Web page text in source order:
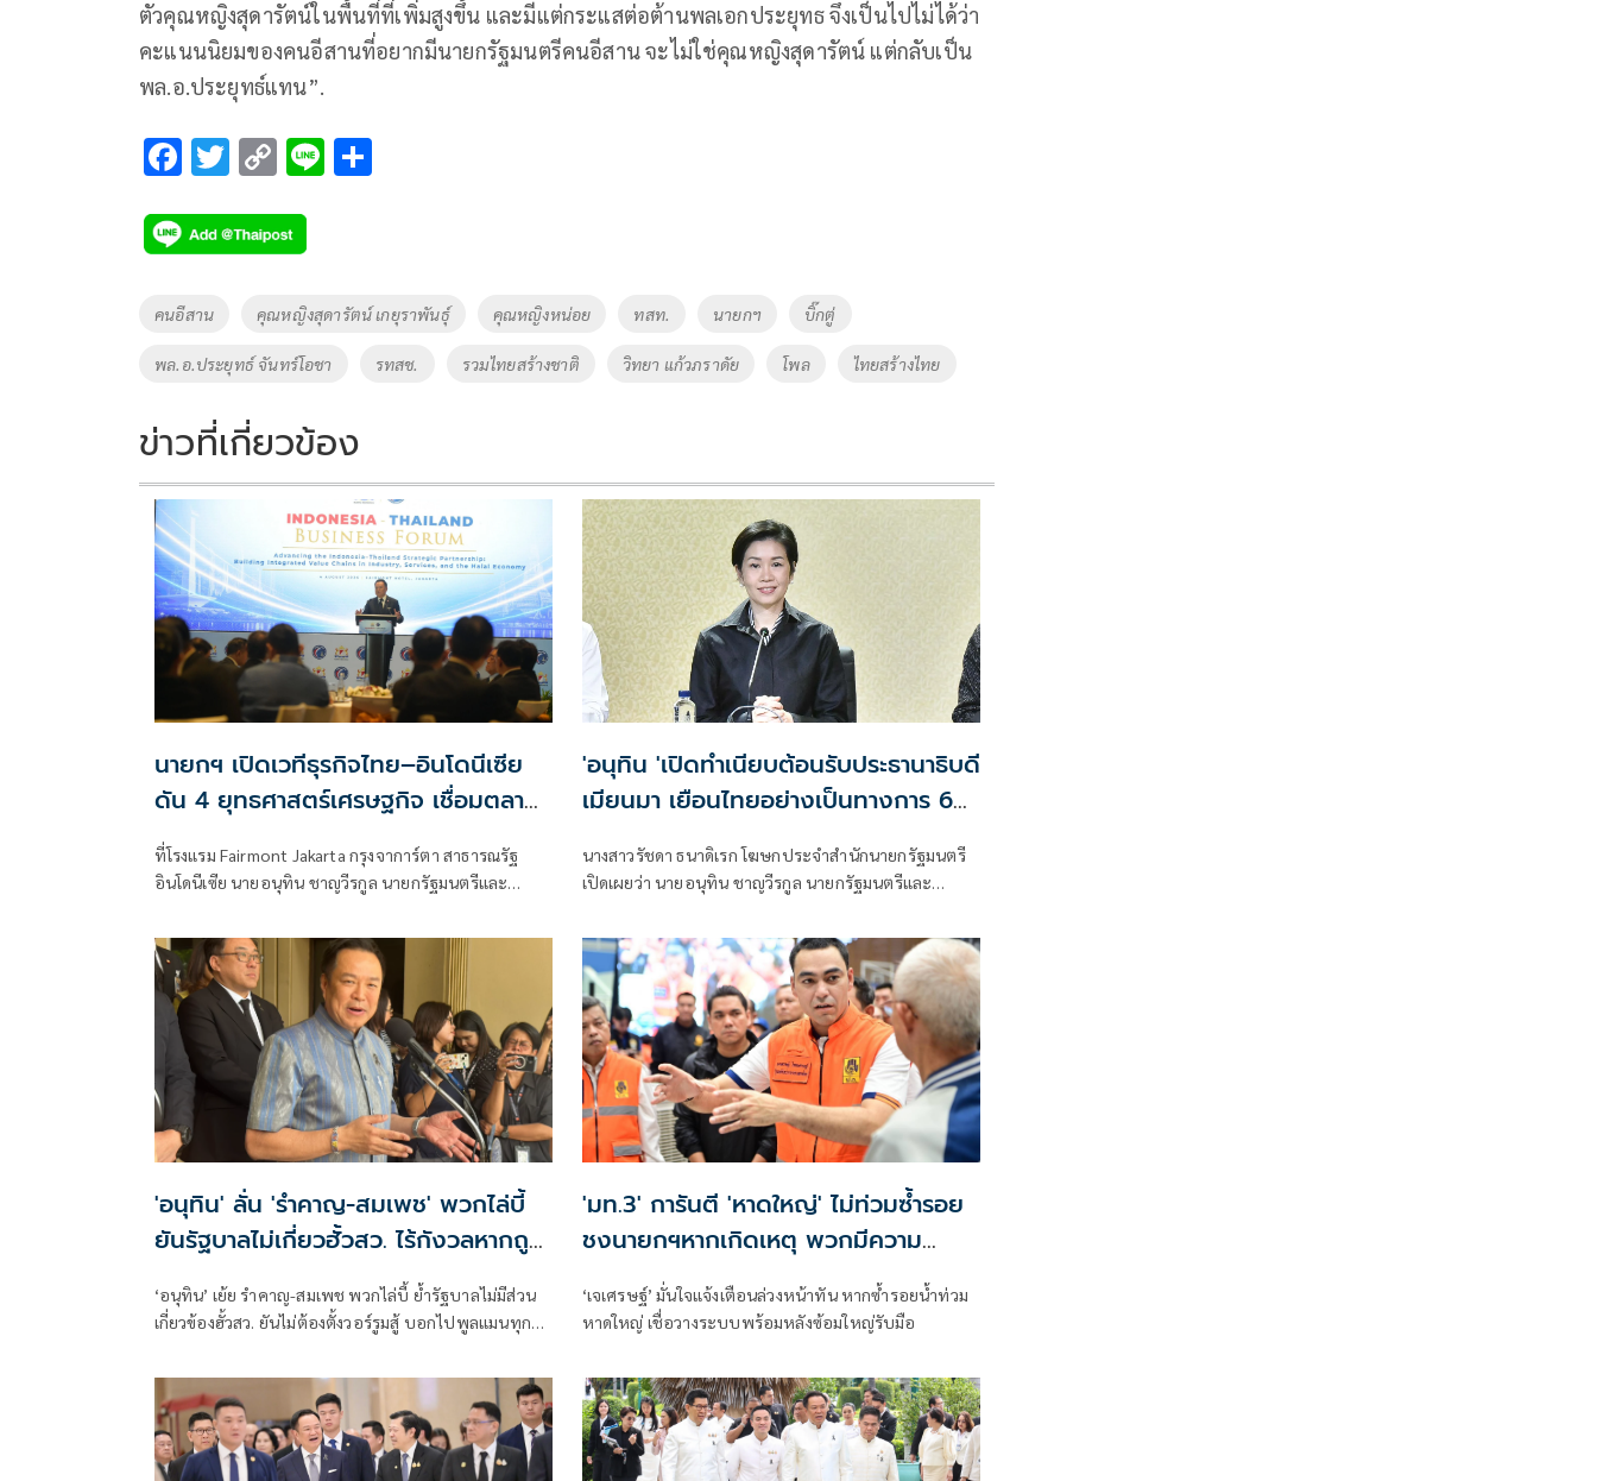
ตัวคุณหญิงสุดารัตน์ในพื้นที่ที่เพิ่มสูงขึ้น และมีแต่กระแสต่อต้านพลเอกประยุทธ จึงเป็นไปไม่ได้ว่า
คะแนนนิยมของคนอีสานที่อยากมีนายกรัฐมนตรีคนอีสาน จะไม่ใช่คุณหญิงสุดารัตน์ แต่กลับเป็น
พล.อ.ประยุทธ์แทน”.
F
e
b
o
k
T
tt
er
C
p
y
Li
n
k
Li
Tags
คนอีสาน คุณหญิงสุดารัตน์ เกยุราพันธุ์ คุณหญิงหน่อย ทสท. นายกฯ บิ๊กตู่
พล.อ.ประยุทธ์ จันทร์โอชา รทสช. รวมไทยสร้างชาติ วิทยา แก้วภราดัย โพล ไทยสร้างไทย
ข่าวที่เกี่ยวข้อง
นายกฯ เปิดเวทีธุรกิจไทย–อินโดนีเซีย
ดัน 4 ยุทธศาสตร์เศรษฐกิจ เชื่อมตลาด
กว่า 350 ล้านคน
ที่โรงแรม Fairmont Jakarta กรุงจาการ์ตา สาธารณรัฐ
อินโดนีเซีย นายอนุทิน ชาญวีรกูล นายกรัฐมนตรีและ
'อนุทิน 'เปิดทำเนียบต้อนรับประธานาธิบดี
เมียนมา เยือนไทยอย่างเป็นทางการ 6–
นางสาวรัชดา ธนาดิเรก โฆษกประจำสำนักนายกรัฐมนตรี
เปิดเผยว่า นายอนุทิน ชาญวีรกูล นายกรัฐมนตรีและ
'อนุทิน' ลั่น 'รำคาญ-สมเพช' พวกไล่บี้
ยันรัฐบาลไม่เกี่ยวฮั้วสว. ไร้กังวลหากถูก
‘อนุทิน’ เย้ย รำคาญ-สมเพช พวกไล่บี้ ย้ำรัฐบาลไม่มีส่วน
เกี่ยวข้องฮั้วสว. ยันไม่ต้องตั้งวอร์รูมสู้ บอกไปพูลแมนทุกวัน
'มท.3' การันตี 'หาดใหญ่' ไม่ท่วมซ้ำรอย
ชงนายกฯหากเกิดเหตุ พวกมีความ
สามารถให้บัญชาการที่กทม.
‘เจเศรษฐ์’ มั่นใจแจ้งเตือนล่วงหน้าทัน หากซ้ำรอยน้ำท่วม
หาดใหญ่ เชื่อวางระบบพร้อมหลังซ้อมใหญ่รับมือ